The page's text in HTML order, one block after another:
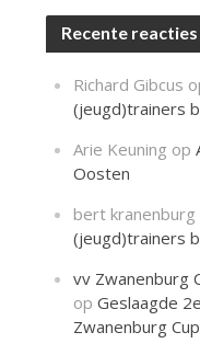
Recente reacties
Richard Gibcus
(jeugd)trainers
Arie Keuning op
Oosten
bert kranenburg
(jeugd)trainers
vv Zwanenburg
opGeslaagde
Zwanenburg